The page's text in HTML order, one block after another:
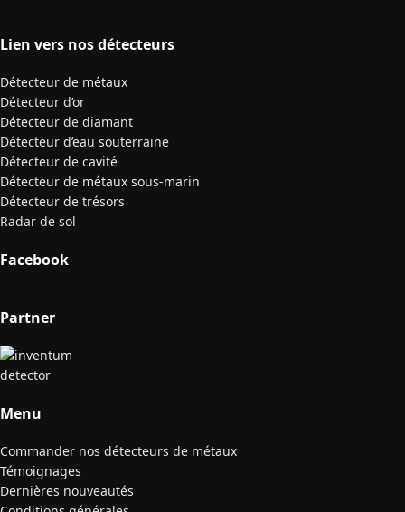
Lien vers nos détecteurs
Détecteur de métaux
Détecteur d’or
Détecteur de diamant
Détecteur d’eau souterraine
Détecteur de cavité
Détecteur de métaux sous-marin
Détecteur de trésors
Radar de sol
Facebook
Partner
Menu
Commander nos détecteurs de métaux
Témoignages
Dernières nouveautés